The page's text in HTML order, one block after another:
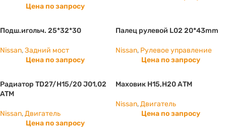
Цена по запросу
Подш.игольч. 25*32*30
Nissan,Задний мост
Цена по запросу
Палец рулевой L02 20*43mm
Nissan, Рулевое управление
Цена по запросу
Радиатор TD27/H15/20 J01,02
ATM
Nissan,Двигатель
Цена по запросу
Маховик Н15,Н20 АТМ
Nissan,Двигатель
Цена по запросу